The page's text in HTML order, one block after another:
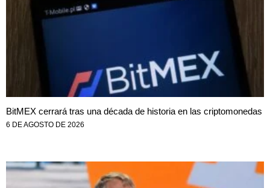
BitMEX cerrará tras una década de historia en las criptomonedas
6 DE AGOSTO DE 2026